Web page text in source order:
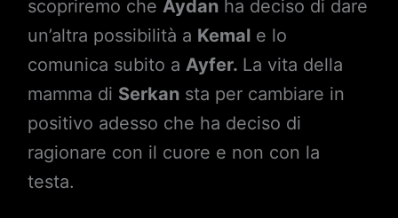
scopriremo che Aydanha deciso di dare
un’altra possibilità a Kemale lo
comunica subito a Ayfer. La vita della
mamma di Serkansta per cambiare in
positivo adesso che ha deciso di
ragionare con il cuore e non con la
testa.